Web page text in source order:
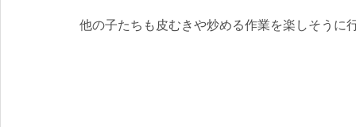
他の子たちも皮むきや炒める作業を楽しそうに